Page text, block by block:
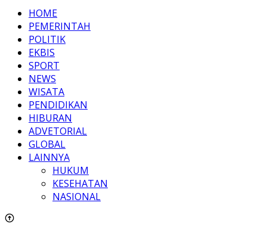
HOME
PEMERINTAH
POLITIK
EKBIS
SPORT
NEWS
WISATA
PENDIDIKAN
HIBURAN
ADVETORIAL
GLOBAL
LAINNYA
HUKUM
KESEHATAN
NASIONAL